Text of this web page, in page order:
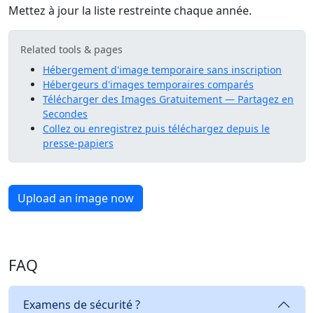
Mettez à jour la liste restreinte chaque année.
Related tools & pages
Hébergement d'image temporaire sans inscription
Hébergeurs d'images temporaires comparés
Télécharger des Images Gratuitement — Partagez en
Secondes
Collez ou enregistrez puis téléchargez depuis le
presse-papiers
Upload an image now
FAQ
Examens de sécurité ?